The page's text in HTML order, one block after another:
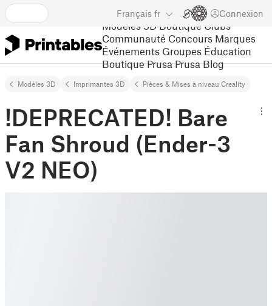
Français fr Connexion
Modèles 3D Boutique Clubs
Communauté Concours Marques
Événements Groupes Éducation
Boutique Prusa Prusa Blog
Modèles 3D Imprimantes 3D Pièces & Mises à niveau Creality
!DEPRECATED! Bare
Fan Shroud (Ender-3
V2 NEO)